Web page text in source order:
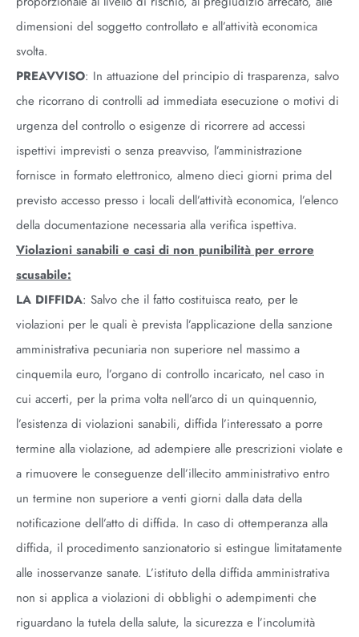
dimensioni del soggetto controllato e all’attività economica
svolta.
PREAVVISO: In attuazione del principio di trasparenza, salvo
che ricorrano di controlli ad immediata esecuzione o motivi di
urgenza del controllo o esigenze di ricorrere ad accessi
ispettivi imprevisti o senza preavviso, l’amministrazione
fornisce in formato elettronico, almeno dieci giorni prima del
previsto accesso presso i locali dell’attività economica, l’elenco
della documentazione necessaria alla verifica ispettiva.
Violazioni sanabili e casi di non punibilità per errore
scusabile:
LA DIFFIDA: Salvo che il fatto costituisca reato, per le
violazioni per le quali è prevista l’applicazione della sanzione
amministrativa pecuniaria non superiore nel massimo a
cinquemila euro, l’organo di controllo incaricato, nel caso in
cui accerti, per la prima volta nell’arco di un quinquennio,
l’esistenza di violazioni sanabili, diffida l’interessato a porre
termine alla violazione, ad adempiere alle prescrizioni violate e
a rimuovere le conseguenze dell’illecito amministrativo entro
un termine non superiore a venti giorni dalla data della
notificazione dell’atto di diffida. In caso di ottemperanza alla
diffida, il procedimento sanzionatorio si estingue limitatamente
alle inosservanze sanate. L’istituto della diffida amministrativa
non si applica a violazioni di obblighi o adempimenti che
riguardano la tutela della salute, la sicurezza e l’incolumità